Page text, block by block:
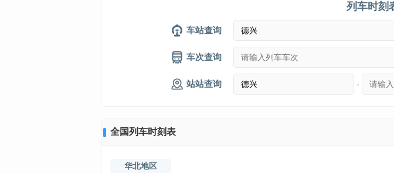
列车时刻
车站查询
车次查询
站站查询 -
全国列车时刻表
华北地区